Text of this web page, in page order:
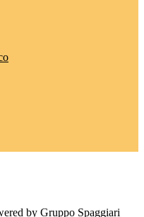
by Gruppo Spaggiari